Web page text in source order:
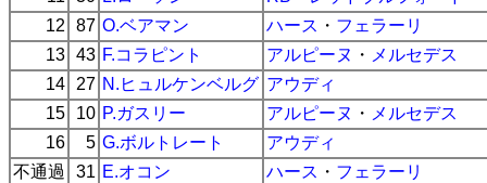
12
87 O.ベアマン ハース ・ フェラーリ
13 43 F.コラピント アルピーヌ ・ メルセデス
14
27 N.ヒュルケンベルグ アウディ
15
10 P.ガスリー アルピーヌ ・ メルセデス
16
5 G.ボルトレート
アウディ
不通過
31 E.オコン ハース ・ フェラーリ